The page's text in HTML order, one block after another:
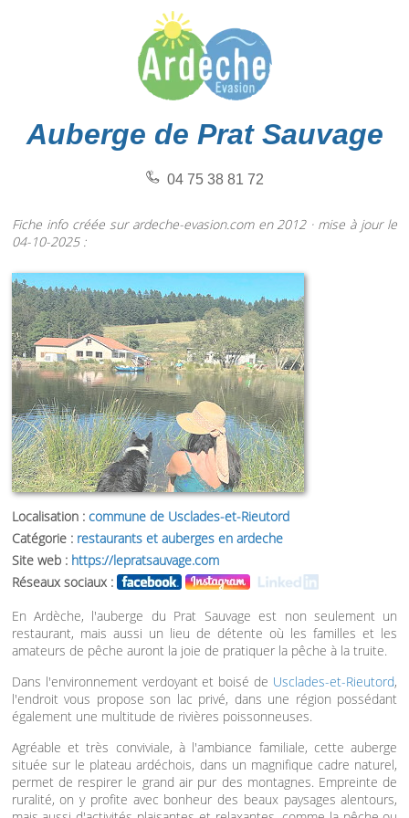
Auberge de Prat Sauvage
04 75 38 81 72
Fiche info créée sur ardeche-evasion.com en 2012 · mise à jour le
04-10-2025 :
Localisation : commune de Usclades-et-Rieutord
Catégorie : restaurants et auberges en ardeche
Site web : https://lepratsauvage.com
Réseaux sociaux :
En Ardèche, l'auberge du Prat Sauvage est non seulement un
restaurant, mais aussi un lieu de détente où les familles et les
amateurs de pêche auront la joie de pratiquer la pêche à la truite.
Dans l'environnement verdoyant et boisé de Usclades-et-Rieutord,
l'endroit vous propose son lac privé, dans une région possédant
également une multitude de rivières poissonneuses.
Agréable et très conviviale, à l'ambiance familiale, cette auberge
située sur le plateau ardéchois, dans un magnifique cadre naturel,
permet de respirer le grand air pur des montagnes. Empreinte de
ruralité, on y profite avec bonheur des beaux paysages alentours,